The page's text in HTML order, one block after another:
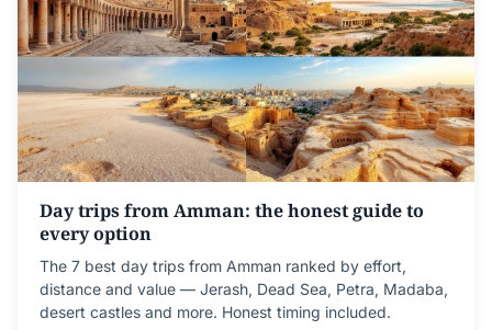
Day trips from Amman: the honest guide to
every option
The 7 best day trips from Amman ranked by effort,
distance and value — Jerash, Dead Sea, Petra, Madaba,
desert castles and more. Honest timing included.